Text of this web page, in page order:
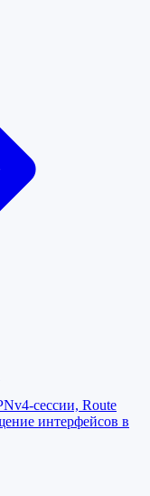
сессии, Route
интерфейсов в